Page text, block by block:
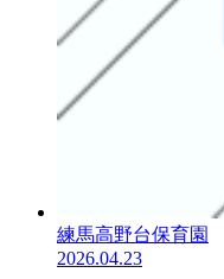
練馬高野台保育園
2026.04.23